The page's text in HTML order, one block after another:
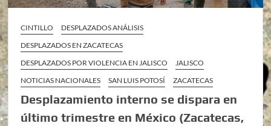
CINTILLO
DESPLAZADOS ANÁLISIS
DESPLAZADOS EN ZACATECAS
DESPLAZADOS POR VIOLENCIA EN JALISCO
JALISCO
NOTICIAS NACIONALES
SAN LUIS POTOSÍ ZACATECAS
Desplazamiento interno se dispara en
último trimestre en México (Zacatecas,